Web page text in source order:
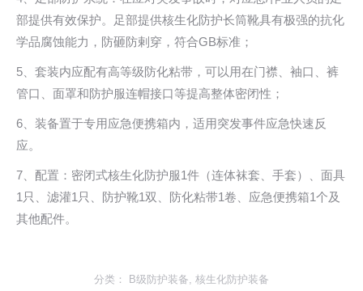
部提供有效保护。足部提供核生化防护长筒靴具有极强的抗化
学品腐蚀能力，防砸防剌穿，符合GB标准；
5、套装内应配有高等级防化粘带，可以用在门襟、袖口、裤
管口、面罩和防护服连帽接口等提高整体密闭性；
6、装备置于专用应急便携箱内，适用突发事件应急快速反
应。
7、配置：密闭式核生化防护服1件（连体袜套、手套）、面具
1只、滤灌1只、防护靴1双、防化粘带1卷、应急便携箱1个及
其他配件。
分类： B级防护装备, 核生化防护装备